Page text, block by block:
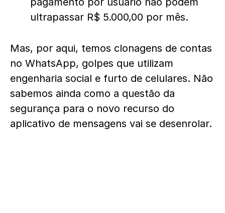
ultrapassar R$ 5.000,00 por mês.
Mas, por aqui, temos clonagens de contas
no WhatsApp, golpes que utilizam
engenharia social e furto de celulares. Não
sabemos ainda como a questão da
segurança para o novo recurso do
aplicativo de mensagens vai se desenrolar.